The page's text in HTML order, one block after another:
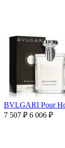
BVLGARI Pour
7 507 ₽ 6 006 ₽